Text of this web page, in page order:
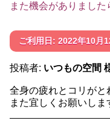
また機会がありまし
ご利用日: 2022年10月
投稿者: いつもの空間
全身の疲れとコリがと
また宜しくお願いしま